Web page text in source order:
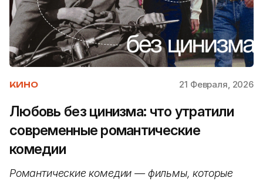
КИНО 21 Февраля, 2026
Любовь без цинизма: что утратили
современные романтические
комедии
Романтические комедии — фильмы, которые